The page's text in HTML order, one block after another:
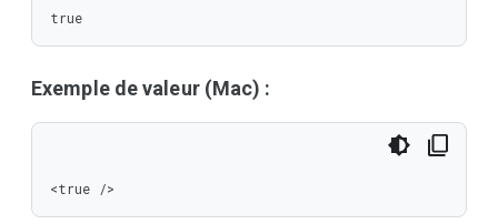
true
Exemple de valeur (Mac) :
<true />